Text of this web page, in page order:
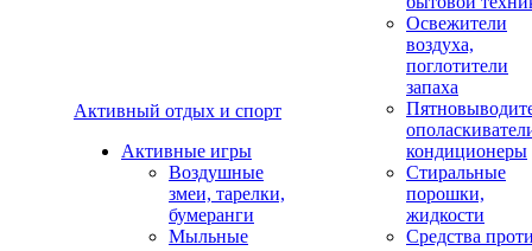
Активный отдых и спорт
Активные игры
Воздушные
змеи, тарелки,
бумеранги
Мыльные
Освежители
воздуха,
поглотители
запаха
кондиционеры
Стиральные
порошки,
жидкости
Средства